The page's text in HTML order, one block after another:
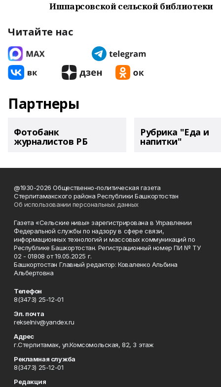
Ишпарсовской сельской библиотеки
Читайте нас
Партнеры
Фотобанк
журналистов РБ
Рубрика "Еда и
напитки"
@1930-2026 Общественно-политическая газета
Стерлитамакского района Республики Башкортостан
Об использовании персональных данных
Газета «Сельские нивы» зарегистрирована в Управлении
Федеральной службы по надзору в сфере связи,
информационных технологий и массовых коммуникаций по
Республике Башкортостан. Регистрационный номер ПИ № ТУ
02 - 01808 от 19.05.2025 г.
Башкортостан Главный редактор: Коваленко Альбина
Альбертовна
Телефон
8(3473) 25-12-01
Эл. почта
rekselniv@yandex.ru
Адрес
г.Стерлитамак, ул.Комсомольская, 82, 3 этаж
Рекламная служба
8(3473) 25-12-01
Редакция